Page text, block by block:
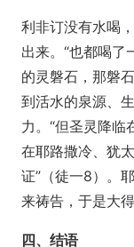
利非订没有水喝
出来。“也都喝了
的灵磐石，那磐
到活水的泉源、
力。“但圣灵降临
在耶路撒冷、犹
证”（徒一8）。
来祷告，于是大
四、结语